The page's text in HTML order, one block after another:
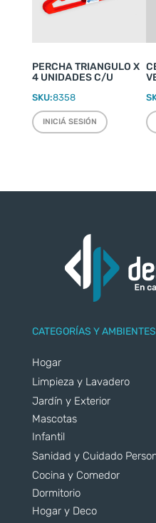
PERCHA TRIANGULO X
4 UNIDADES C/U
SKU:8358
INICIÁ SESIÓN
CATEGORÍAS Y AMBIENTES
Hogar
Limpieza y Lavadero
Jardín y Exterior
Mascotas
Infantil
Sanidad y Cuidado
Cocina y Comedor
Dormitorio
Hogar y Deco